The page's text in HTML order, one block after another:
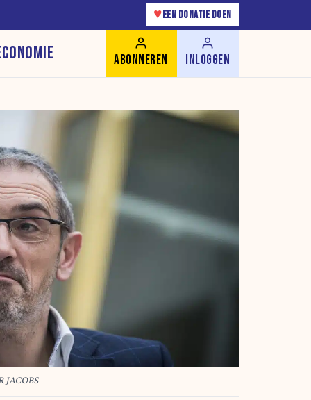
♥ EEN DONATIE DOEN
ABONNEREN INLOGGEN
JACOBS